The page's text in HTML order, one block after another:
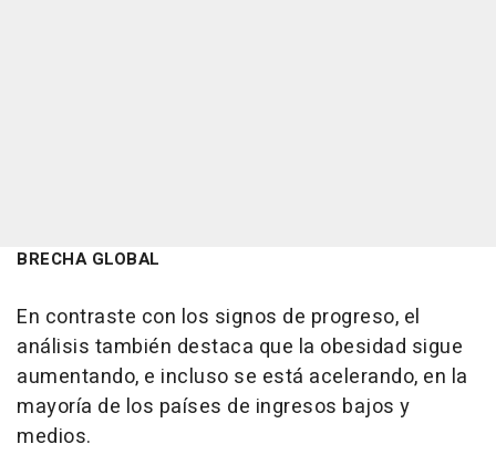
BRECHA GLOBAL
En contraste con los signos de progreso, el
análisis también destaca que la obesidad sigue
aumentando, e incluso se está acelerando, en la
mayoría de los países de ingresos bajos y
medios.